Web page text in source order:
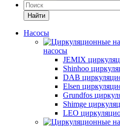
Найти
Насосы
насосы
JEMIX
Shinhoo
DAB
Elsen
Grundfos
Shimge
LEO